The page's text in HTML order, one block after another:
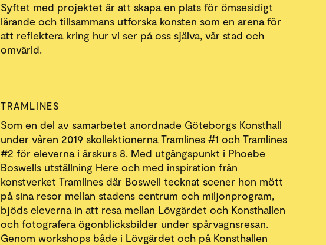
Syftet med projektet är att skapa en plats för ömsesidigt
lärande och tillsammans utforska konsten som en arena för
att reflektera kring hur vi ser på oss själva, vår stad och
omvärld.
TRAMLINES
Som en del av samarbetet anordnade Göteborgs Konsthall
under våren 2019 skollektionerna Tramlines #1 och Tramlines
#2 för eleverna i årskurs 8. Med utgångspunkt i Phoebe
Boswells utställning Here och med inspiration från
konstverket Tramlines där Boswell tecknat scener hon mött
på sina resor mellan stadens centrum och miljonprogram,
bjöds eleverna in att resa mellan Lövgärdet och Konsthallen
och fotografera ögonblicksbilder under spårvagnsresan.
Genom workshops både i Lövgärdet och på Konsthallen